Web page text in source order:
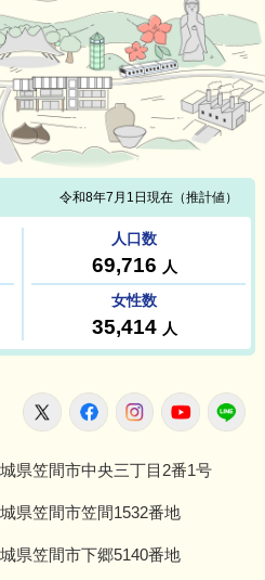
笠間市役所
X FacebookInstagram
県笠間市中央三丁目2番1号
県笠間市笠間1532番地
県笠間市下郷5140番地